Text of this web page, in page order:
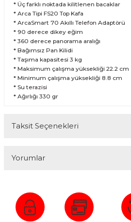
* Üç farklı noktada kilitlenen bacaklar
* Arca Tipi FS20 Top Kafa
* ArcaSmart 70 Akıllı Telefon Adaptörü
* 90 derece dikey eğim
* 360 derece panorama aralığı
* Bağımsız Pan Kilidi
* Taşıma kapasitesi 3 kg
* Maksimum çalışma yüksekliği 22.2 cm
* Minimum çalışma yüksekliği 8.8 cm
* Su terazisi
* Ağırlığı 330 gr
Taksit Seçenekleri
Yorumlar
Bu ürüne ilk yorumu